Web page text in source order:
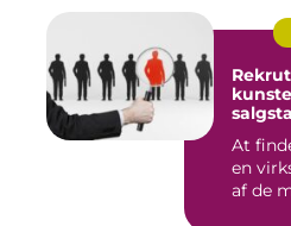
At
en
af de